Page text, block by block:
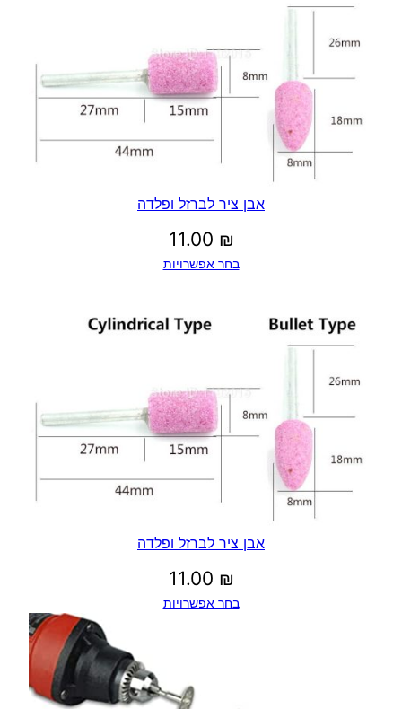
אבן ציר לברזל ופלדה
11.00 ₪
בחר אפשרויות
אבן ציר לברזל ופלדה
11.00 ₪
בחר אפשרויות